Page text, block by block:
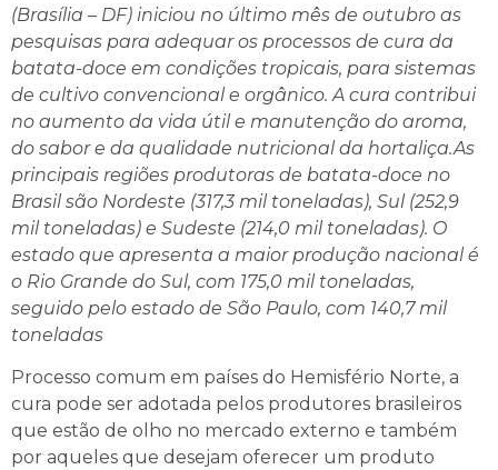
(Brasília – DF) iniciou no último mês de outubro as
pesquisas para adequar os processos de cura da
batata-doce em condições tropicais, para sistemas
de cultivo convencional e orgânico. A cura contribui
no aumento da vida útil e manutenção do aroma,
do sabor e da qualidade nutricional da hortaliça.As
principais regiões produtoras de batata-doce no
Brasil são Nordeste (317,3 mil toneladas), Sul (252,9
mil toneladas) e Sudeste (214,0 mil toneladas). O
estado que apresenta a maior produção nacional é
o Rio Grande do Sul, com 175,0 mil toneladas,
seguido pelo estado de São Paulo, com 140,7 mil
toneladas
Processo comum em países do Hemisfério Norte, a
cura pode ser adotada pelos produtores brasileiros
que estão de olho no mercado externo e também
por aqueles que desejam oferecer um produto